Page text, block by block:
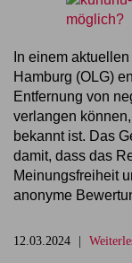
In einem
Hamburg (OLG)
Entfernung von
verlangen
bekannt ist. Das
damit, dass das
Meinungsfreiheit
anonyme
12.03.2024